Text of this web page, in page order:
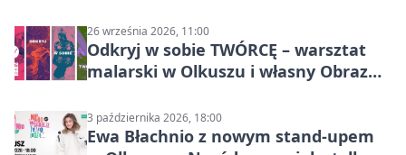
26 września 2026, 11:00
Odkryj w sobie TWÓRCĘ – warsztat
malarski w Olkuszu i własny Obraz
3 października 2026, 18:00
Ewa Błachnio z nowym stand-upem